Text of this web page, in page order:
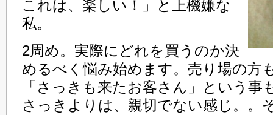
これは、楽しい！」と上機嫌な
私。
2周め。実際にどれを買うのか決
めるべく悩み始めます。売り場の方
「さっきも来たお客さん」という事
さっきよりは、親切でない感じ。。